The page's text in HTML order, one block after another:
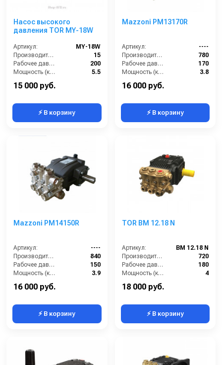
Насос высокого
давления TOR MY-18W
Артикул:
MY-18W
Производительность (л/мин):
15
Рабочее давление (бар):
200
Мощность (кВт):
5.5
15 000 руб.
⚡ В корзину
Mazzoni PM13170R
Артикул:
----
Производительность (л/ч):
780
Рабочее давление (бар):
170
Мощность (кВт):
3.8
16 000 руб.
⚡ В корзину
Mazzoni PM14150R
Артикул:
----
Производительность (л/ч):
840
Рабочее давление (бар):
150
Мощность (кВт):
3.9
16 000 руб.
⚡ В корзину
TOR BM 12.18 N
Артикул:
BM 12.18 N
Производительность (л/ч):
720
Рабочее давление (бар):
180
Мощность (кВт):
4
18 000 руб.
⚡ В корзину